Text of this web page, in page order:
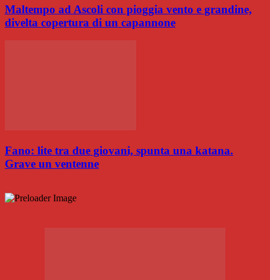
Maltempo ad Ascoli con pioggia vento e grandine,
divelta copertura di un capannone
Fano: lite tra due giovani, spunta una katana.
Grave un ventenne